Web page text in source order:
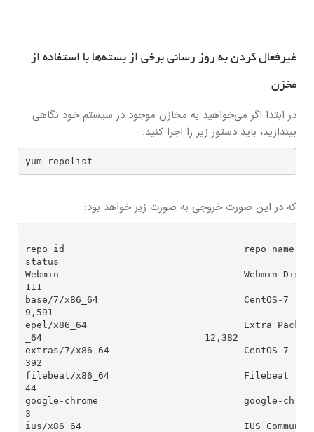
غیرفعال کردن به روز رسانی برخی از بسته‌ها با استفاده از
مخزن
در ابتدا اگر می‌خواهید به مخازن موجود در سیستم خود نگاهی
بیندازید، باید دستور زیر را اجرا کنید:
yum repolist
که در این صورت خروجی به صورت زیر خواهد بود:
repo id                                repo name
status
Webmin                                 Webmin
111
base/7/x86_64                          CentOS-7 -
9,591
epel/x86_64                            Extra
_64                             12,382
extras/7/x86_64                        CentOS-7 -
392
filebeat/x86_64                        Filebeat for
44
google-chrome                          google-
3
ius/x86_64                             IUS Community